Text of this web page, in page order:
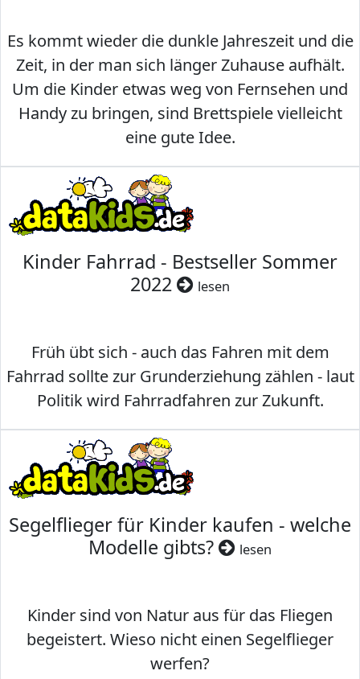
Es kommt wieder die dunkle Jahreszeit und die
Zeit, in der man sich länger Zuhause aufhält.
Um die Kinder etwas weg von Fernsehen und
Handy zu bringen, sind Brettspiele vielleicht
eine gute Idee.
Kinder Fahrrad - Bestseller Sommer
2022
lesen
Früh übt sich - auch das Fahren mit dem
Fahrrad sollte zur Grunderziehung zählen - laut
Politik wird Fahrradfahren zur Zukunft.
Segelflieger für Kinder kaufen - welche
Modelle gibts?
lesen
Kinder sind von Natur aus für das Fliegen
begeistert. Wieso nicht einen Segelflieger
werfen?